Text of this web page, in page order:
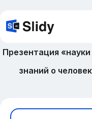
Презентация
знаний о